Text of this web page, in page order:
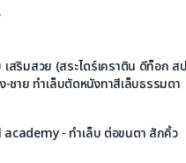
เสริมสวย (สระไดร์เคราติน ดีท็อก
ชาย ทำเล็บตัดหนังทาสีเล็บธรรมดา
- ทำเล็บ ต่อขนตา สักคิ้ว